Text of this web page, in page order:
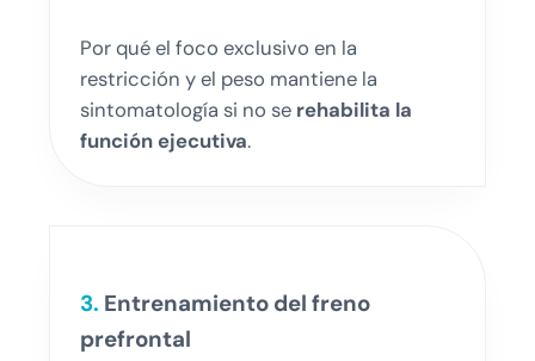
Por qué el foco exclusivo en la
restricción y el peso mantiene la
sintomatología si no se rehabilita la
función ejecutiva.
3. Entrenamiento del freno
prefrontal